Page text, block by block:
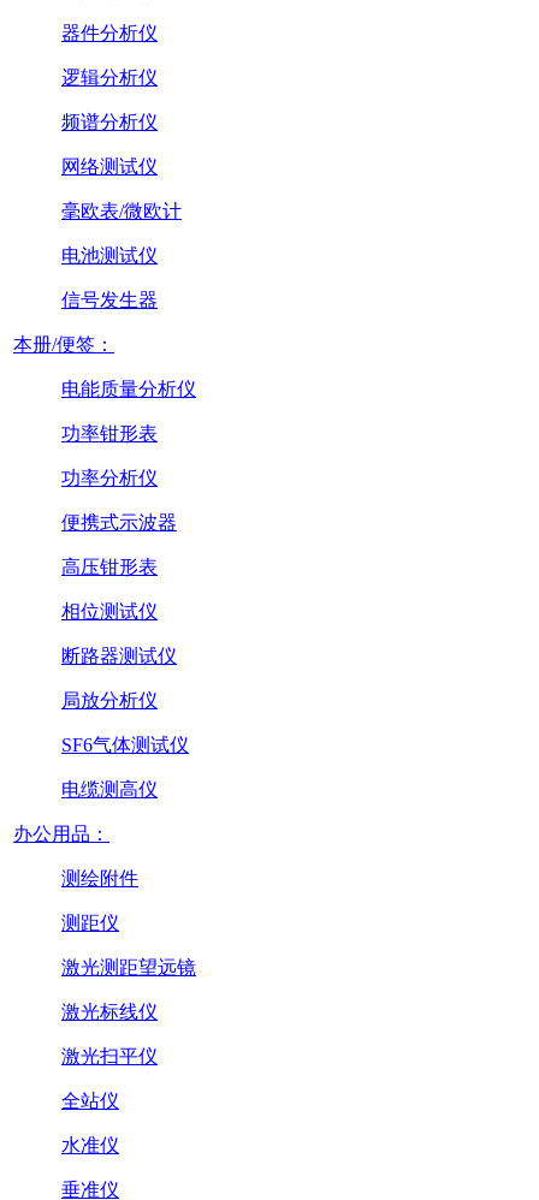
器件分析仪
逻辑分析仪
频谱分析仪
网络测试仪
毫欧表/微欧计
电池测试仪
信号发生器
本册/便签：
电能质量分析仪
功率钳形表
功率分析仪
便携式示波器
高压钳形表
相位测试仪
断路器测试仪
局放分析仪
SF6气体测试仪
电缆测高仪
办公用品：
测绘附件
测距仪
激光测距望远镜
激光标线仪
激光扫平仪
全站仪
水准仪
垂准仪